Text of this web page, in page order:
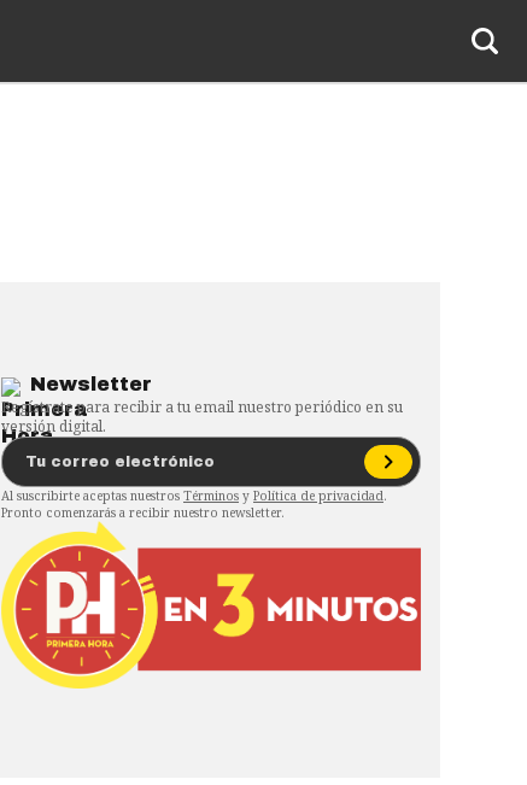
Newsletter
Regístrate para recibir a tu email nuestro periódico en su
versión digital.
Al suscribirte aceptas nuestros Términos y Política de privacidad.
Pronto comenzarás a recibir nuestro newsletter.